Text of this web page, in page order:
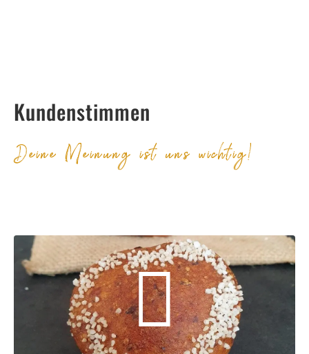
Kundenstimmen
Deine Meinung ist uns wichtig!